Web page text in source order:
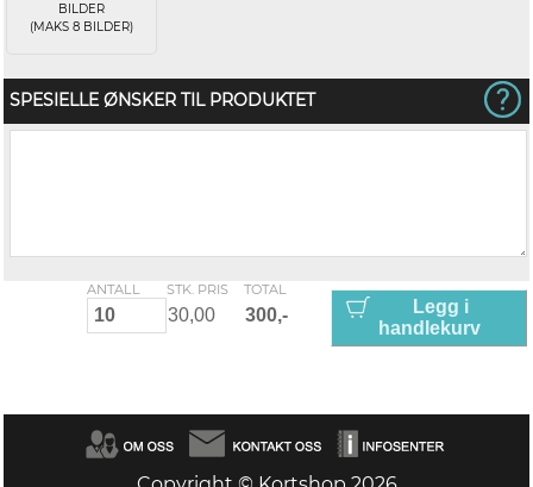
BILDER
(MAKS 8 BILDER)
SPESIELLE ØNSKER TIL PRODUKTET
ANTALL STK. PRIS TOTAL
Legg i
handlekurv